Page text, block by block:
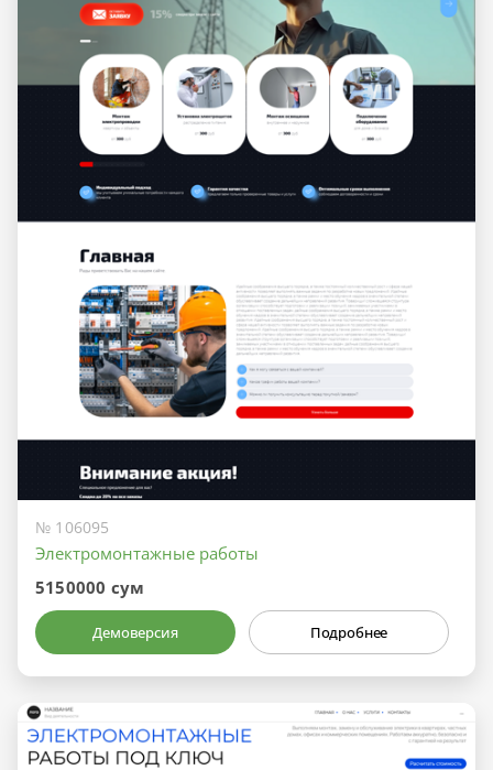
№ 106095
Электромонтажные работы
5150000 сум
Демоверсия Подробнее